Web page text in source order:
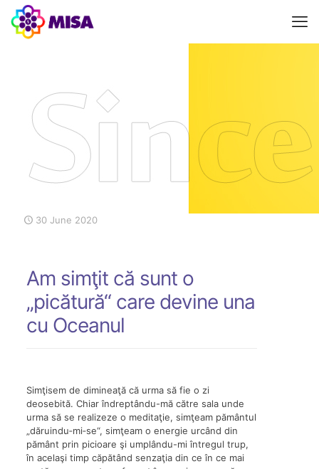
30 June 2020
Am simţit că sunt o
„picătură“ care devine una
cu Oceanul
Simţisem de dimineaţă că urma să fie o zi
deosebită. Chiar îndreptându-mă către sala unde
urma să se realizeze o meditaţie, simţeam pământul
„dăruindu‑mi‑se“, simţeam o energie urcând din
pământ prin picioare şi umplându-mi întregul trup,
în acelaşi timp căpătând senzaţia din ce în ce mai